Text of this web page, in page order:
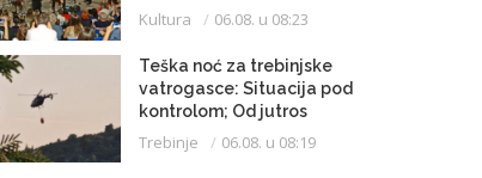
klasične muzike
Kultura 06.08. u 08:23
Teška noć za trebinjske
vatrogasce: Situacija pod
kontrolom; Od jutros
dejstvuje helikopter
Trebinje 06.08. u 08:19